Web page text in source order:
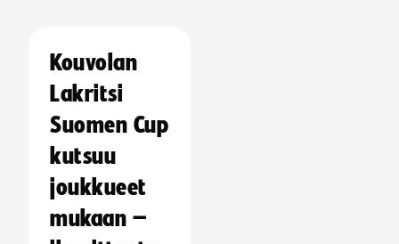
Kouvolan
Lakritsi
Suomen Cup
kutsuu
joukkueet
mukaan –